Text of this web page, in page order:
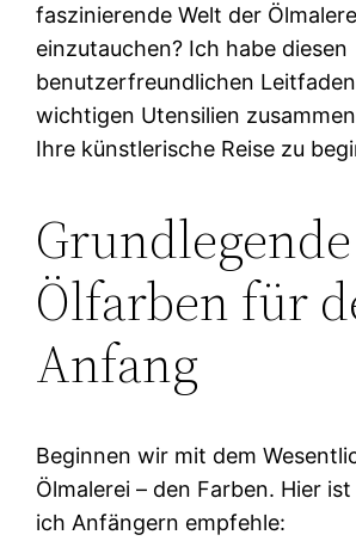
faszinierende Welt der
einzutauchen? Ich habe diesen
benutzerfreundlichen
wichtigen Utensilien
Ihre künstlerische Reise zu
Grundlegende
Ölfarben für
Anfang
Beginnen wir mit dem
Ölmalerei – den Farben. Hier
ich Anfängern empfehle: